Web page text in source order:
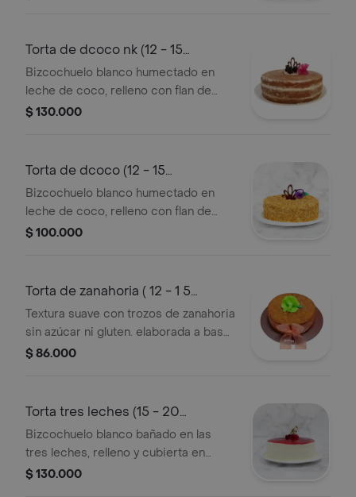
chocolate. consérvese refrigerado.
verificar tamano del producto
impreso en el empaque.
Torta de dcoco nk (12 - 15
porciones)
Bizcochuelo blanco humectado en
leche de coco, relleno con flan de
coco y arequipe, sin cubierta de
consérvese refrigerado.. verificar
tamano del producto
impreso en el empaque.
$ 130.000
Torta de dcoco (12 - 15
porciones)
Bizcochuelo blanco humectado en
leche de coco, relleno con flan de
coco y arequipe, cubierta con crema
consérvese refrigerado. verificar
impreso en el empaque.
$ 100.000
Torta de zanahoria ( 12 - 1 5
porciones)
Textura suave con trozos de zanahoria
sin azúcar ni gluten. elaborada a base
de harina de almendras y arroz.
impreso en el empaque.
$ 86.000
Torta tres leches (15 - 20
porciones)
Bizcochuelo blanco bañado en las
tres leches, relleno y cubierta en
crema de leche, decorado con salsa
$ 130.000